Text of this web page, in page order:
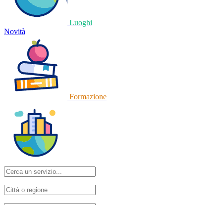
Luoghi
Novità
Formazione